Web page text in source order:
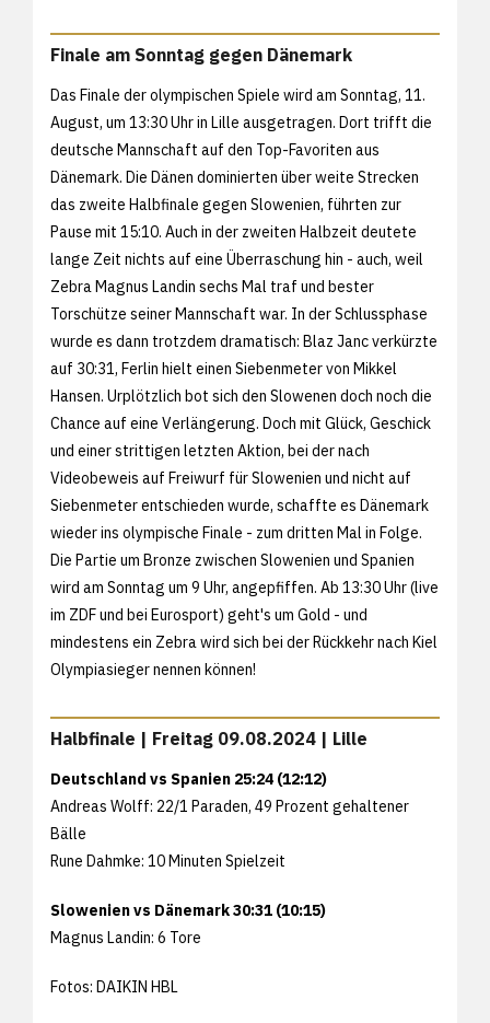
Finale am Sonntag gegen Dänemark
Das Finale der olympischen Spiele wird am Sonntag, 11.
August, um 13:30 Uhr in Lille ausgetragen. Dort trifft die
deutsche Mannschaft auf den Top-Favoriten aus
Dänemark. Die Dänen dominierten über weite Strecken
das zweite Halbfinale gegen Slowenien, führten zur
Pause mit 15:10. Auch in der zweiten Halbzeit deutete
lange Zeit nichts auf eine Überraschung hin - auch, weil
Zebra Magnus Landin sechs Mal traf und bester
Torschütze seiner Mannschaft war. In der Schlussphase
wurde es dann trotzdem dramatisch: Blaz Janc verkürzte
auf 30:31, Ferlin hielt einen Siebenmeter von Mikkel
Hansen. Urplötzlich bot sich den Slowenen doch noch die
Chance auf eine Verlängerung. Doch mit Glück, Geschick
und einer strittigen letzten Aktion, bei der nach
Videobeweis auf Freiwurf für Slowenien und nicht auf
Siebenmeter entschieden wurde, schaffte es Dänemark
wieder ins olympische Finale - zum dritten Mal in Folge.
Die Partie um Bronze zwischen Slowenien und Spanien
wird am Sonntag um 9 Uhr, angepfiffen. Ab 13:30 Uhr (live
im ZDF und bei Eurosport) geht's um Gold - und
mindestens ein Zebra wird sich bei der Rückkehr nach Kiel
Olympiasieger nennen können!
Halbfinale | Freitag 09.08.2024 | Lille
Deutschland vs Spanien 25:24 (12:12)
Andreas Wolff: 22/1 Paraden, 49 Prozent gehaltener
Bälle
Rune Dahmke: 10 Minuten Spielzeit
Slowenien vs Dänemark 30:31 (10:15)
Magnus Landin: 6 Tore
Fotos: DAIKIN HBL